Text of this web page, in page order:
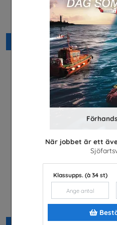
När jobbet är ett
Klassupps. (à 34 st)
Arabiska
Installatörsföretagen Service i
Sverige AB
Beställ 0kr
Fordonstekniker
Volkswagen Group Sverige